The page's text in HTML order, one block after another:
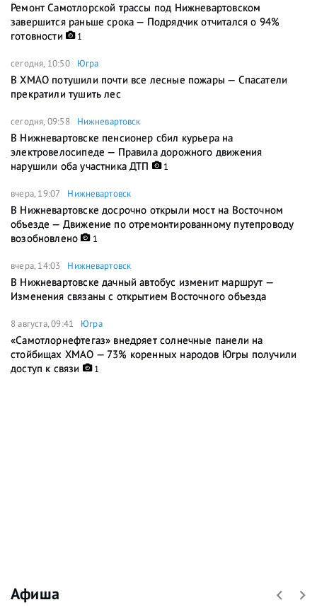
Ремонт Самотлорской трассы под Нижневартовском
завершится раньше срока — Подрядчик отчитался о 94%
готовности
1
сегодня, 10:50 Югра
В ХМАО потушили почти все лесные пожары — Спасатели
прекратили тушить лес
сегодня, 09:58 Нижневартовск
В Нижневартовске пенсионер сбил курьера на
электровелосипеде — Правила дорожного движения
нарушили оба участника ДТП
1
вчера, 19:07 Нижневартовск
В Нижневартовске досрочно открыли мост на Восточном
объезде — Движение по отремонтированному путепроводу
возобновлено
1
вчера, 14:03 Нижневартовск
В Нижневартовске дачный автобус изменит маршрут —
Изменения связаны с открытием Восточного объезда
8 августа, 09:41 Югра
«Самотлорнефтегаз» внедряет солнечные панели на
стойбищах ХМАО — 73% коренных народов Югры получили
доступ к связи
1
Афиша